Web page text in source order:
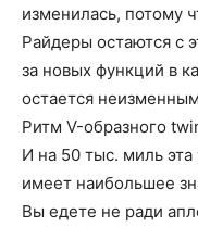
изменилась, потому
Райдеры остаются с
за новых функций в
остается
Ритм V-образного
И на 50 тыс. миль
имеет наибольшее
Вы едете не ради